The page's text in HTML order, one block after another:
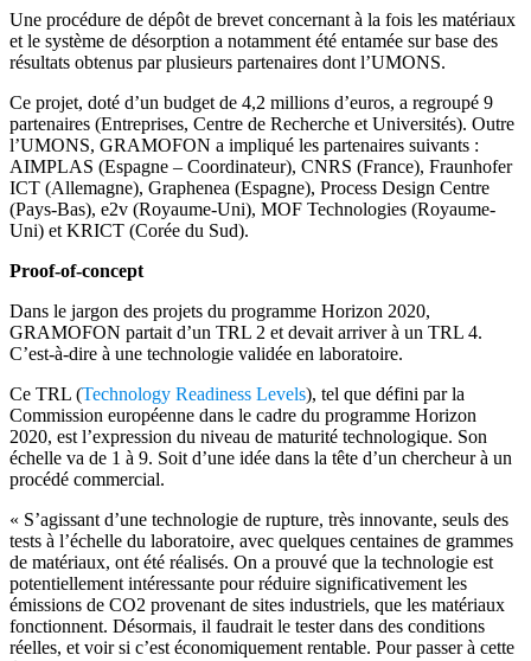
Une procédure de dépôt de brevet concernant à la fois les matériaux
et le système de désorption a notamment été entamée sur base des
résultats obtenus par plusieurs partenaires dont l’UMONS.
Ce projet, doté d’un budget de 4,2 millions d’euros, a regroupé 9
partenaires (Entreprises, Centre de Recherche et Universités). Outre
l’UMONS, GRAMOFON a impliqué les partenaires suivants :
AIMPLAS (Espagne – Coordinateur), CNRS (France), Fraunhofer
ICT (Allemagne), Graphenea (Espagne), Process Design Centre
(Pays-Bas), e2v (Royaume-Uni), MOF Technologies (Royaume-
Uni) et KRICT (Corée du Sud).
Proof-of-concept
Dans le jargon des projets du programme Horizon 2020,
GRAMOFON partait d’un TRL 2 et devait arriver à un TRL 4.
C’est-à-dire à une technologie validée en laboratoire.
Ce TRL (Technology Readiness Levels), tel que défini par la
Commission européenne dans le cadre du programme Horizon
2020, est l’expression du niveau de maturité technologique. Son
échelle va de 1 à 9. Soit d’une idée dans la tête d’un chercheur à un
procédé commercial.
« S’agissant d’une technologie de rupture, très innovante, seuls des
tests à l’échelle du laboratoire, avec quelques centaines de grammes
de matériaux, ont été réalisés. On a prouvé que la technologie est
potentiellement intéressante pour réduire significativement les
émissions de CO2 provenant de sites industriels, que les matériaux
fonctionnent. Désormais, il faudrait le tester dans des conditions
réelles, et voir si c’est économiquement rentable. Pour passer à cette